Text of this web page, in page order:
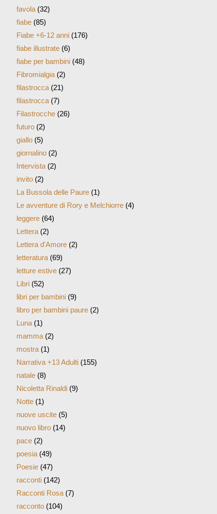
favola(32)
fiabe(85)
Fiabe +6-12 anni(176)
fiabe illustrate(6)
fiabe per bambini(48)
Fibromialgia(2)
filastrocca(21)
filastrocca(7)
Filastrocche(26)
futuro(2)
giallo(5)
giornalino(2)
Intervista(2)
invito(2)
La Bussola delle Paure(1)
Le avventure di Rory e Melchiorre(4)
leggere(64)
Lettera(2)
Lettera d'Amore(2)
letteratura(69)
letture estive(27)
Libri(52)
libri per bambini(9)
libro per bambini paure(2)
Luna(1)
mamma(2)
mostra(1)
Narrativa +13 Adulti(155)
natale(8)
Nicoletta Rinaldi(9)
Notte(1)
nuove uscite(5)
nuovo libro(14)
pace(2)
poesia(49)
Poesie(47)
racconti(142)
Racconti Rosa(7)
racconto(104)